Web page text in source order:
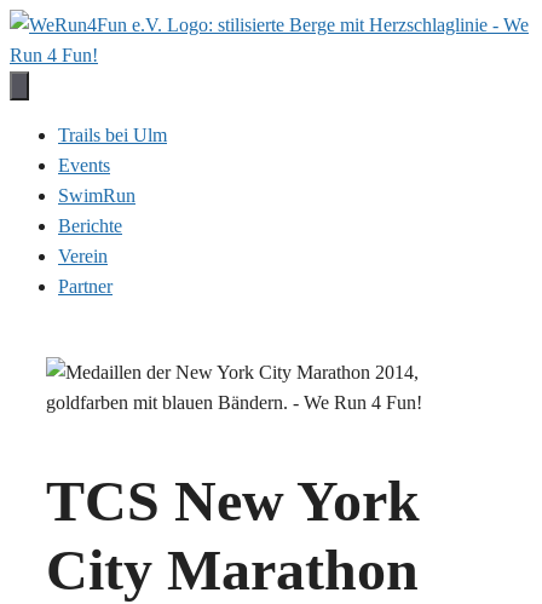
Zum
Inhalt
Trails bei Ulm
Events
SwimRun
Berichte
Verein
Partner
TCS New York
City Marathon